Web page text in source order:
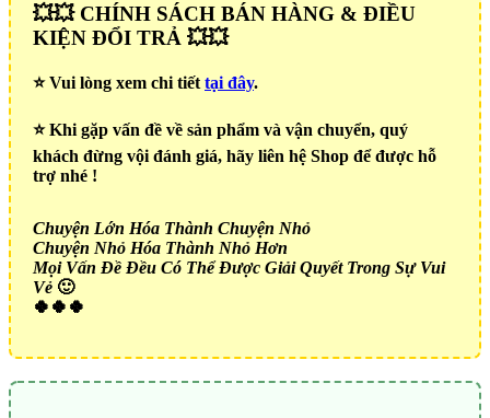
💥💥 CHÍNH SÁCH BÁN HÀNG & ĐIỀU
KIỆN ĐỔI TRẢ 💥💥
⭐️ Vui lòng xem chi tiết tại đây.
⭐️ Khi gặp vấn đề về sản phẩm và vận chuyển, quý
khách đừng vội đánh giá, hãy liên hệ Shop để được hỗ
trợ nhé !
Chuyện Lớn Hóa Thành Chuyện Nhỏ
Chuyện Nhỏ Hóa Thành Nhỏ Hơn
Mọi Vấn Đề Đều Có Thể Được Giải Quyết Trong Sự Vui
Vẻ 🙂
🍀🍀🍀